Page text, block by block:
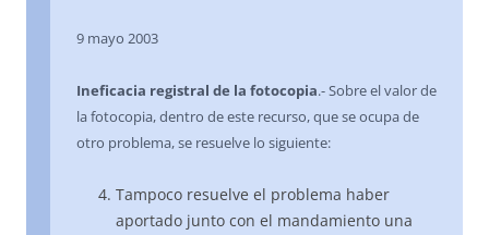
9 mayo 2003
Ineficacia registral de la fotocopia.- Sobre el valor de
la fotocopia, dentro de este recurso, que se ocupa de
otro problema, se resuelve lo siguiente:
Tampoco resuelve el problema haber
aportado junto con el mandamiento una